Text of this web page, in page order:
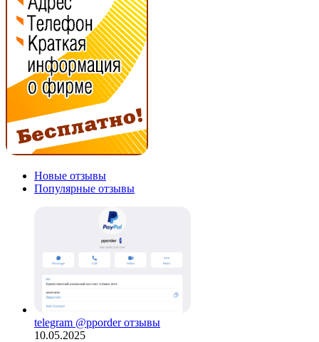
Новые отзывы
Популярные отзывы
telegram @pporder отзывы
10.05.2025